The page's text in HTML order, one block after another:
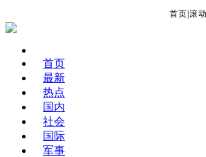
首页 滚动
首页
最新
热点
国内
社会
国际
军事